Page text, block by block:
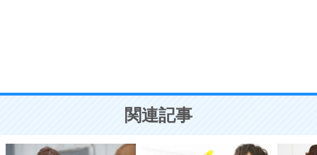
ことが大切。
関連記事